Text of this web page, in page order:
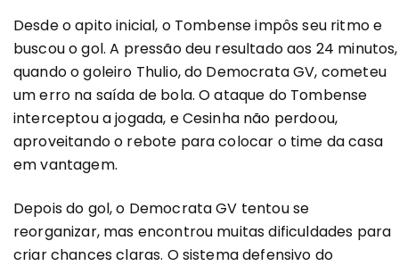
Desde o apito inicial, o Tombense impôs seu ritmo e
buscou o gol. A pressão deu resultado aos 24 minutos,
quando o goleiro Thulio, do Democrata GV, cometeu
um erro na saída de bola. O ataque do Tombense
interceptou a jogada, e Cesinha não perdoou,
aproveitando o rebote para colocar o time da casa
em vantagem.
Depois do gol, o Democrata GV tentou se
reorganizar, mas encontrou muitas dificuldades para
criar chances claras. O sistema defensivo do